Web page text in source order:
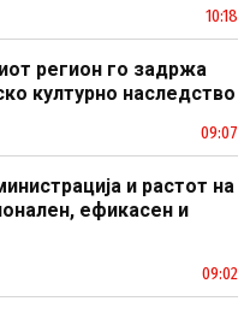
10:18
регион го задржа
културно наследство
09:07
и растот на
ефикасен и
09:02